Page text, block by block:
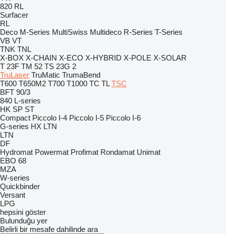
820 RL
Surfacer
RL
Deco M-Series MultiSwiss Multideco R-Series T-Series
VB VT
TNK TNL
X-BOX X-CHAIN X-ECO X-HYBRID X-POLE X-SOLAR
T 23F TM 52 TS 23G 2
TruLaser TruMatic TrumaBend
T600 T650M2 T700 T1000 TC TL TSC
BFT 90/3
840 L-series
HK SP ST
Compact Piccolo I-4 Piccolo I-5 Piccolo I-6
G-series HX LTN
LTN
DF
Hydromat Powermat Profimat Rondamat Unimat
EBO 68
MZA
W-series
Quickbinder
Versant
LPG
hepsini göster
Bulunduğu yer
Belirli bir mesafe dahilinde ara